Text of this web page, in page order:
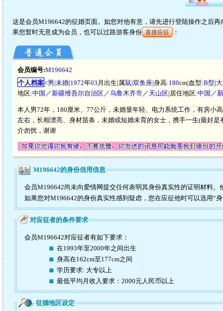
这是会员M196642的征婚页面。如您对他有意，请先进行登陆操作之后
果您暂时无意成为会员，也可以过路游客身份 直接应征 ：
会员编号:M196642
个人档案<男|未婚|1972年03 月出生|属鼠|双鱼座|身高:180cm|血型:B型|
地区:中国／新疆维吾尔自治区／乌鲁木齐市／天山区|居住地区:中国／
本人男72年，180厘米、77公斤，未婚显年轻、电力系统工作，有房小
左右，长相漂亮、身材苗条，未婚或短婚未育的女士，携手一生(最好
介勿扰，谢谢
M196642的身份信用信息
会员M196642尚未向爱情网提交任何表明其身份真实性的证明材料。
如果您对M196642的身份真实性感到疑虑，您在应征他时可以选用“
对应征者的条件要求
会员M196642对应征者有如下要求：
在1993年至2000年之间出生
身高在162cm至177cm之间
学历要求: 大专以上
最低平均月收入要求：2000元人民币以上
征婚地区设定